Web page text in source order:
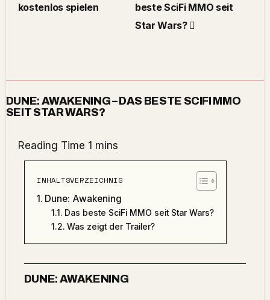
kostenlos spielen
beste SciFi MMO seit
Star Wars?
DUNE: AWAKENING – DAS BESTE SCIFI MMO
SEIT STAR WARS?
INHALTSVERZEICHNIS
Dune: Awakening
Das beste SciFi MMO seit Star Wars?
Was zeigt der Trailer?
DUNE: AWAKENING